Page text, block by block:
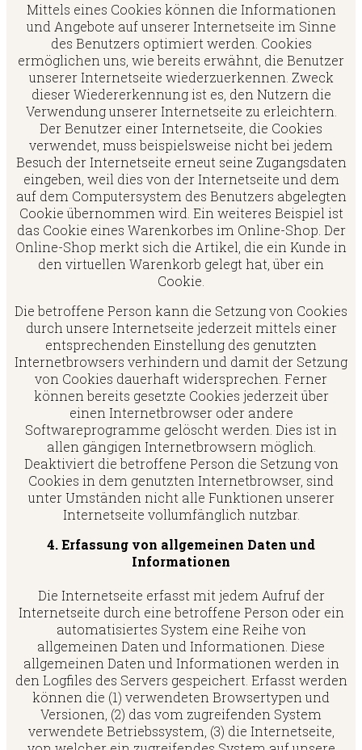
Mittels eines Cookies können die Informationen
und Angebote auf unserer Internetseite im Sinne
des Benutzers optimiert werden. Cookies
ermöglichen uns, wie bereits erwähnt, die Benutzer
unserer Internetseite wiederzuerkennen. Zweck
dieser Wiedererkennung ist es, den Nutzern die
Verwendung unserer Internetseite zu erleichtern.
Der Benutzer einer Internetseite, die Cookies
verwendet, muss beispielsweise nicht bei jedem
Besuch der Internetseite erneut seine Zugangsdaten
eingeben, weil dies von der Internetseite und dem
auf dem Computersystem des Benutzers abgelegten
Cookie übernommen wird. Ein weiteres Beispiel ist
das Cookie eines Warenkorbes im Online-Shop. Der
Online-Shop merkt sich die Artikel, die ein Kunde in
den virtuellen Warenkorb gelegt hat, über ein
Cookie.
Die betroffene Person kann die Setzung von Cookies
durch unsere Internetseite jederzeit mittels einer
entsprechenden Einstellung des genutzten
Internetbrowsers verhindern und damit der Setzung
von Cookies dauerhaft widersprechen. Ferner
können bereits gesetzte Cookies jederzeit über
einen Internetbrowser oder andere
Softwareprogramme gelöscht werden. Dies ist in
allen gängigen Internetbrowsern möglich.
Deaktiviert die betroffene Person die Setzung von
Cookies in dem genutzten Internetbrowser, sind
unter Umständen nicht alle Funktionen unserer
Internetseite vollumfänglich nutzbar.
4. Erfassung von allgemeinen Daten und
Informationen
Die Internetseite erfasst mit jedem Aufruf der
Internetseite durch eine betroffene Person oder ein
automatisiertes System eine Reihe von
allgemeinen Daten und Informationen. Diese
allgemeinen Daten und Informationen werden in
den Logfiles des Servers gespeichert. Erfasst werden
können die (1) verwendeten Browsertypen und
Versionen, (2) das vom zugreifenden System
verwendete Betriebssystem, (3) die Internetseite,